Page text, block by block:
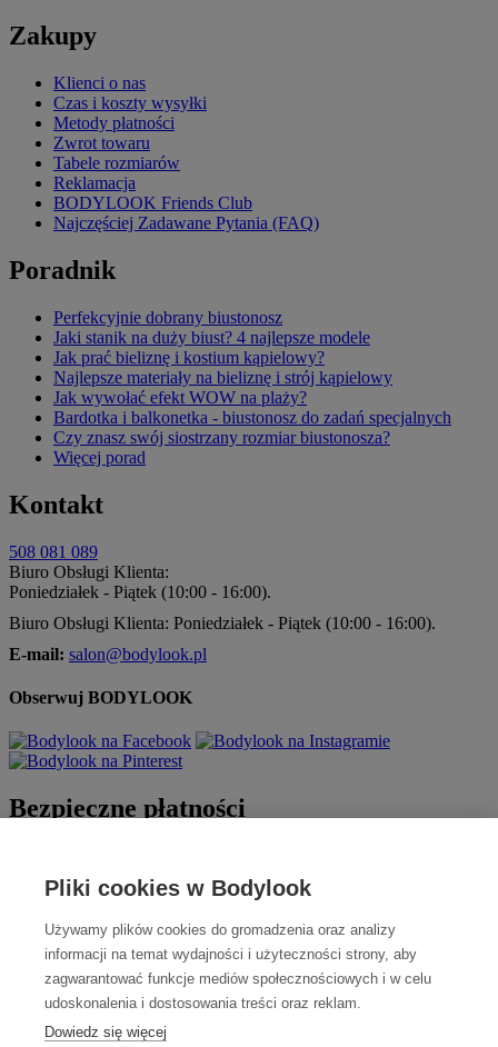
Pliki cookies w Bodylook
Używamy plików cookies do gromadzenia oraz analizy
informacji na temat wydajności i użyteczności strony, aby
zagwarantować funkcje mediów społecznościowych i w celu
udoskonalenia i dostosowania treści oraz reklam.
Dowiedz się więcej
Zakupy
Klienci o nas
Czas i koszty wysyłki
Metody płatności
Zwrot towaru
Tabele rozmiarów
Reklamacja
BODYLOOK Friends Club
Najczęściej Zadawane Pytania (FAQ)
Poradnik
Perfekcyjnie dobrany biustonosz
Jaki stanik na duży biust? 4 najlepsze modele
Jak prać bieliznę i kostium kąpielowy?
Najlepsze materiały na bieliznę i strój kąpielowy
Jak wywołać efekt WOW na plaży?
Bardotka i balkonetka - biustonosz do zadań specjalnych
Czy znasz swój siostrzany rozmiar biustonosza?
Więcej porad
Kontakt
508 081 089
Biuro Obsługi Klienta:
Poniedziałek - Piątek (10:00 - 16:00).
Biuro Obsługi Klienta: Poniedziałek - Piątek (10:00 - 16:00).
E-mail: salon@bodylook.pl
Obserwuj BODYLOOK
Bezpieczne płatności
Szybka dostawa